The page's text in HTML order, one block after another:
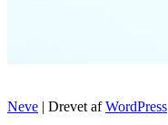
Neve | Drevet afWordPress